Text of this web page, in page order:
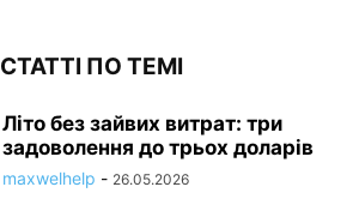
СТАТТІ ПО ТЕМІ
Літо без зайвих витрат: три
задоволення до трьох доларів
maxwelhelp - 26.05.2026